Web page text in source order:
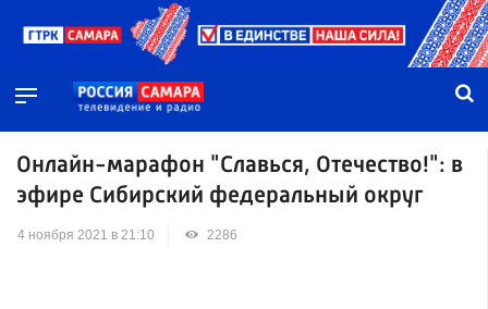
Онлайн-марафон "Славься, Отечество!": в
эфире Сибирский федеральный округ
4 ноября 2021 в 21:10 2286